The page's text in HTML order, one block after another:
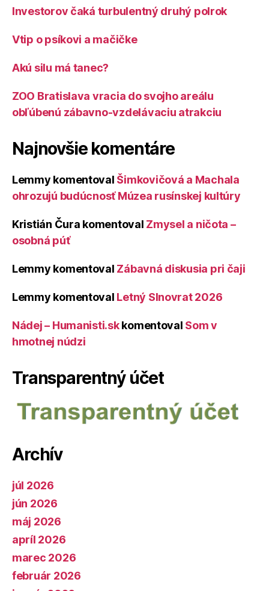
Investorov čaká turbulentný druhý polrok
Vtip o psíkovi a mačičke
Akú silu má tanec?
ZOO Bratislava vracia do svojho areálu
obľúbenú zábavno-vzdelávaciu atrakciu
Najnovšie komentáre
Lemmy komentoval Šimkovičová a Machala
ohrozujú budúcnosť Múzea rusínskej kultúry
Kristián Čura komentoval Zmysel a ničota –
osobná púť
Lemmy komentoval Zábavná diskusia pri čaji
Lemmy komentoval Letný Slnovrat 2026
Nádej – Humanisti.skkomentoval Som v
hmotnej núdzi
Transparentný účet
Archív
júl 2026
jún 2026
máj 2026
apríl 2026
marec 2026
február 2026